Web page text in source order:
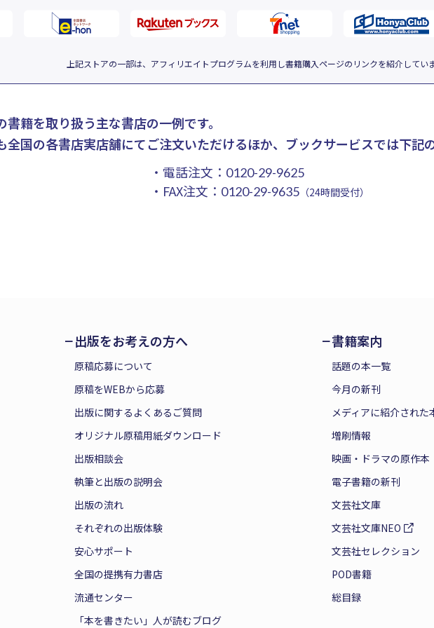
上記ストアの一部は、アフィリエイトプログラムを利用し書籍購入ページのリンクを紹介していま
書籍を取り扱う主な書店の一例です。
全国の各書店実店舗にてご注文いただけるほか、ブックサービスでは下記
・電話注文： 0120-29-9625
・FAX注文： 0120-29-9635（24時間受付）
出版をお考えの方へ
原稿応募について
原稿をWEBから応募
出版に関するよくあるご質問
オリジナル原稿用紙ダウンロード
出版相談会
執筆と出版の説明会
出版の流れ
それぞれの出版体験
安心サポート
全国の提携有力書店
流通センター
「本を書きたい」人が読むブログ
書籍案内
話題の本一覧
今月の新刊
メディアに紹介された
増刷情報
映画・ドラマの原作本
電子書籍の新刊
文芸社文庫
文芸社文庫NEO
文芸社セレクション
POD書籍
総目録